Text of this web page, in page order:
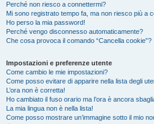
Perché non riesco a connettermi?
Mi sono registrato tempo fa, ma non riesco più a
Ho perso la mia password!
Perché vengo disconnesso automaticamente?
Che cosa provoca il comando “Cancella cookie”?
Impostazioni e preferenze utente
Come cambio le mie impostazioni?
Come posso evitare di apparire nella lista degli
L’ora non è corretta!
Ho cambiato il fuso orario ma l’ora è ancora
La mia lingua non è nella lista!
Come posso mostrare un’immagine sotto il mio